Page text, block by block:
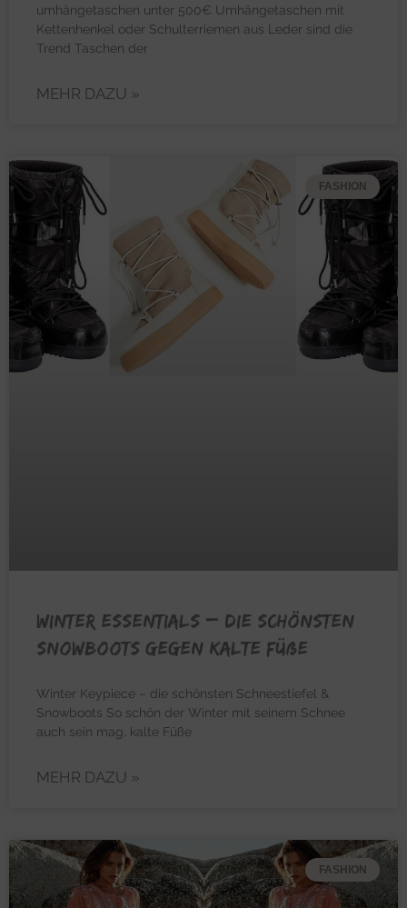
umhängetaschen unter 500€ Umhängetaschen mit
Kettenhenkel oder Schulterriemen aus Leder sind die
Trend Taschen der
MEHR DAZU »
FASHION
WINTER ESSENTIALS – Die schönsten
Snowboots gegen kalte Füße
Winter Keypiece – die schönsten Schneestiefel &
Snowboots So schön der Winter mit seinem Schnee
auch sein mag, kalte Füße
MEHR DAZU »
FASHION